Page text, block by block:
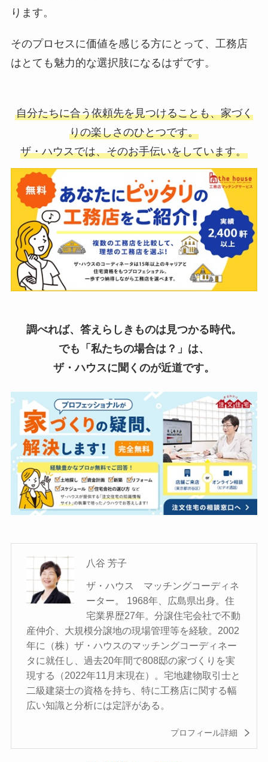
ります。
そのプロセスに価値を感じる方にとって、工務店
はとても魅力的な選択肢になるはずです。
自分たちに合う依頼先を見つけることも、家づく
りの楽しさのひとつです。
ザ・ハウスでは、そのお手伝いをしています。
調べれば、答えらしきものは見つかる時代。
でも「私たちの場合は？」は、
ザ・ハウスに聞くのが近道です。
八谷 芳子
ザ・ハウス マッチングコーディネ
ーター。 1968年、広島県出身。住
宅業界歴27年。分譲住宅会社で不動
産仲介、大規模分譲地の現場管理等を経験。2002
年に（株）ザ・ハウスのマッチングコーディネー
タに就任し、過去20年間で808邸の家づくりを実
現する（2022年11月末現在）。宅地建物取引士と
二級建築士の資格を持ち、特に工務店に関する幅
広い知識と分析には定評がある。
プロフィール詳細